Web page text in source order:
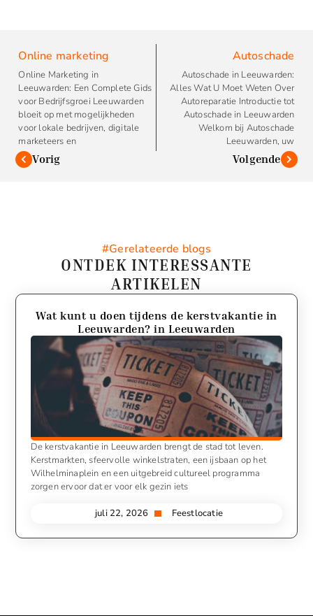
Online marketing
Online Marketing in
Leeuwarden: Een Complete Gids
voor Bedrijfsgroei Leeuwarden
bloeit op met mogelijkheden
voor lokale bedrijven, digitale
marketeers en
Vorig
Autoschade
Autoschade in Leeuwarden:
Alles Wat U Moet Weten Over
Autoreparatie Introductie tot
Autoschade in Leeuwarden
Welkom bij Autoschade
Leeuwarden, uw
Volgende
#Gerelateerde blogs
ONTDEK INTERESSANTE
ARTIKELEN
Wat kunt u doen tijdens de kerstvakantie in
Leeuwarden? in Leeuwarden
De kerstvakantie in Leeuwarden brengt de stad tot leven.
Kerstmarkten, sfeervolle winkelstraten, een ijsbaan op het
Wilhelminaplein en een uitgebreid cultureel programma
zorgen ervoor dat er voor elk gezin iets
juli 22, 2026 Feestlocatie